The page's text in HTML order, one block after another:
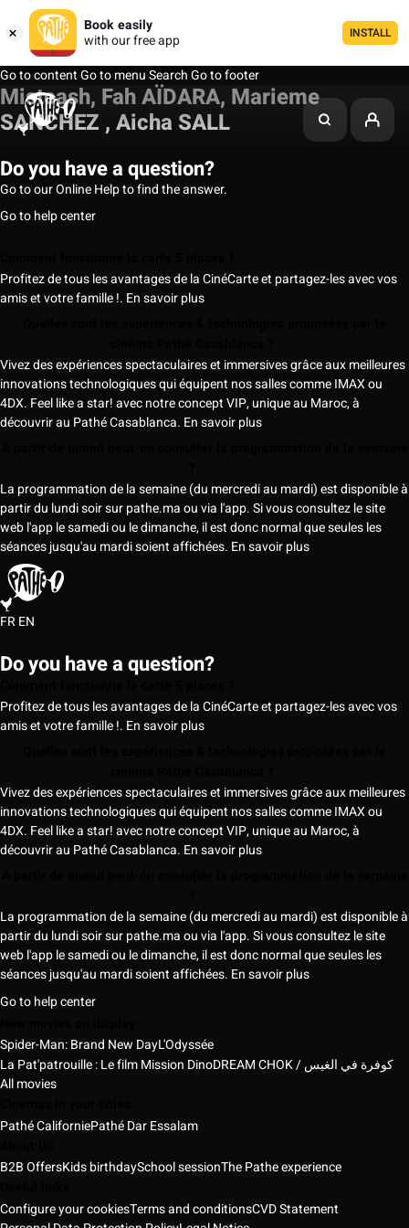
Book easily
with our free app
INSTALL
Go to contentGo to menuSearchGo to footer
Mistcash, Fah AÏDARA, Marieme
SANCHEZ , Aicha SALL
Do you have a question?
Go to our Online Help to find the answer.
Go to help center
Profitez de tous les avantages de la CinéCarte et partagez-les avec vos
amis et votre famille !. En savoir plus
Vivez des expériences spectaculaires et immersives grâce aux meilleures
innovations technologiques qui équipent nos salles comme IMAX ou
4DX. Feel like a star! avec notre concept VIP, unique au Maroc, à
découvrir au Pathé Casablanca. En savoir plus
La programmation de la semaine (du mercredi au mardi) est disponible à
partir du lundi soir sur pathe.ma ou via l'app. Si vous consultez le site
web l'app le samedi ou le dimanche, il est donc normal que seules les
séances jusqu'au mardi soient affichées. En savoir plus
FREN
Do you have a question?
Profitez de tous les avantages de la CinéCarte et partagez-les avec vos
amis et votre famille !. En savoir plus
Vivez des expériences spectaculaires et immersives grâce aux meilleures
innovations technologiques qui équipent nos salles comme IMAX ou
4DX. Feel like a star! avec notre concept VIP, unique au Maroc, à
découvrir au Pathé Casablanca. En savoir plus
La programmation de la semaine (du mercredi au mardi) est disponible à
partir du lundi soir sur pathe.ma ou via l'app. Si vous consultez le site
web l'app le samedi ou le dimanche, il est donc normal que seules les
séances jusqu'au mardi soient affichées. En savoir plus
Go to help center
Spider-Man: Brand New DayL'Odyssée
La Pat'patrouille : Le film Mission Dino
DREAM CHOK / كوفرة في الغيس
All movies
Pathé CaliforniePathé Dar Essalam
B2B OffersKids birthdaySchool sessionThe Pathe experience
Configure your cookiesTerms and conditionsCVD Statement